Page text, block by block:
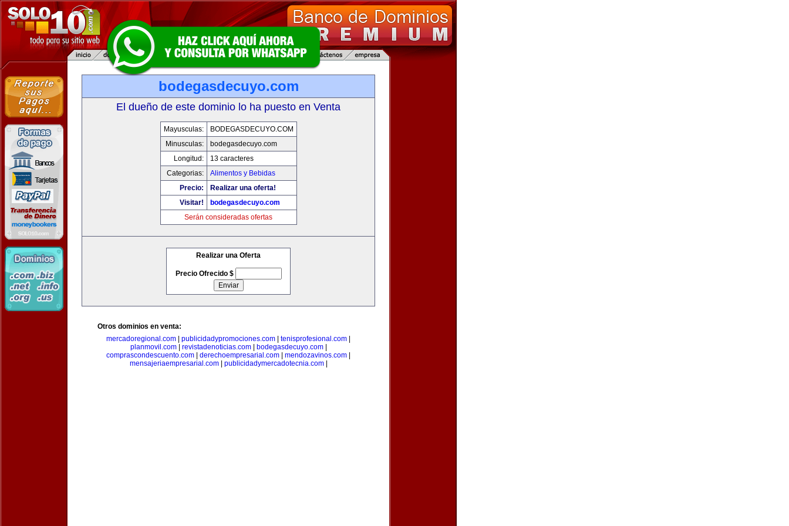
bodegasdecuyo.com
El dueño de este dominio lo ha puesto en Venta
Mayusculas:
BODEGASDECUYO.COM
Minusculas:
bodegasdecuyo.com
Longitud:
13 caracteres
Categorias:
Alimentos y Bebidas
Precio:
Realizar una oferta!
Visitar!
bodegasdecuyo.com
Serán consideradas ofertas
Realizar una Oferta
Precio Ofrecido $
Otros dominios en venta:
mercadoregional.com
publicidadypromociones.com tenisprofesional.com
planmovil.com| revistadenoticias.com| bodegasdecuyo.com|
comprascondescuento.com
derechoempresarial.com mendozavinos.com
mensajeriaempresarial.com| publicidadymercadotecnia.com|